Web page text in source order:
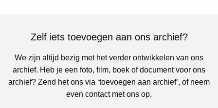
Zelf iets toevoegen aan ons archief?
We zijn altijd bezig met het verder ontwikkelen van ons
archief. Heb je een foto, film, boek of document voor ons
archief? Zend het ons via ‘toevoegen aan archief’, of neem
even contact met ons op.